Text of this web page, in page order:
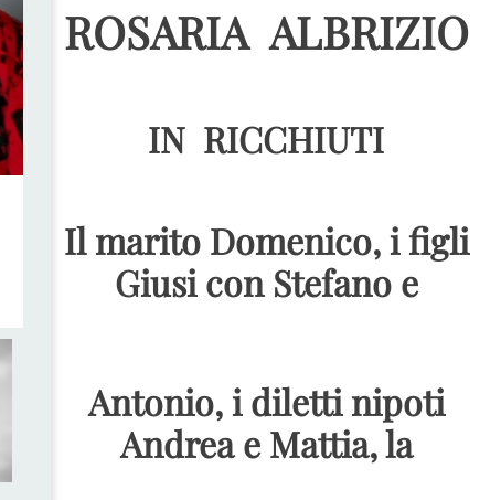
ROSARIA ALBRIZIO
IN RICCHIUTI
Il marito Domenico, i figli
Giusi con Stefano e
Antonio, i diletti nipoti
Andrea e Mattia, la